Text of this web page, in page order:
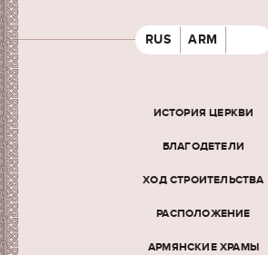
RUS ARM
ИСТОРИЯ ЦЕРКВИ
БЛАГОДЕТЕЛИ
ХОД СТРОИТЕЛЬСТВА
РАСПОЛОЖЕНИЕ
АРМЯНСКИЕ ХРАМЫ